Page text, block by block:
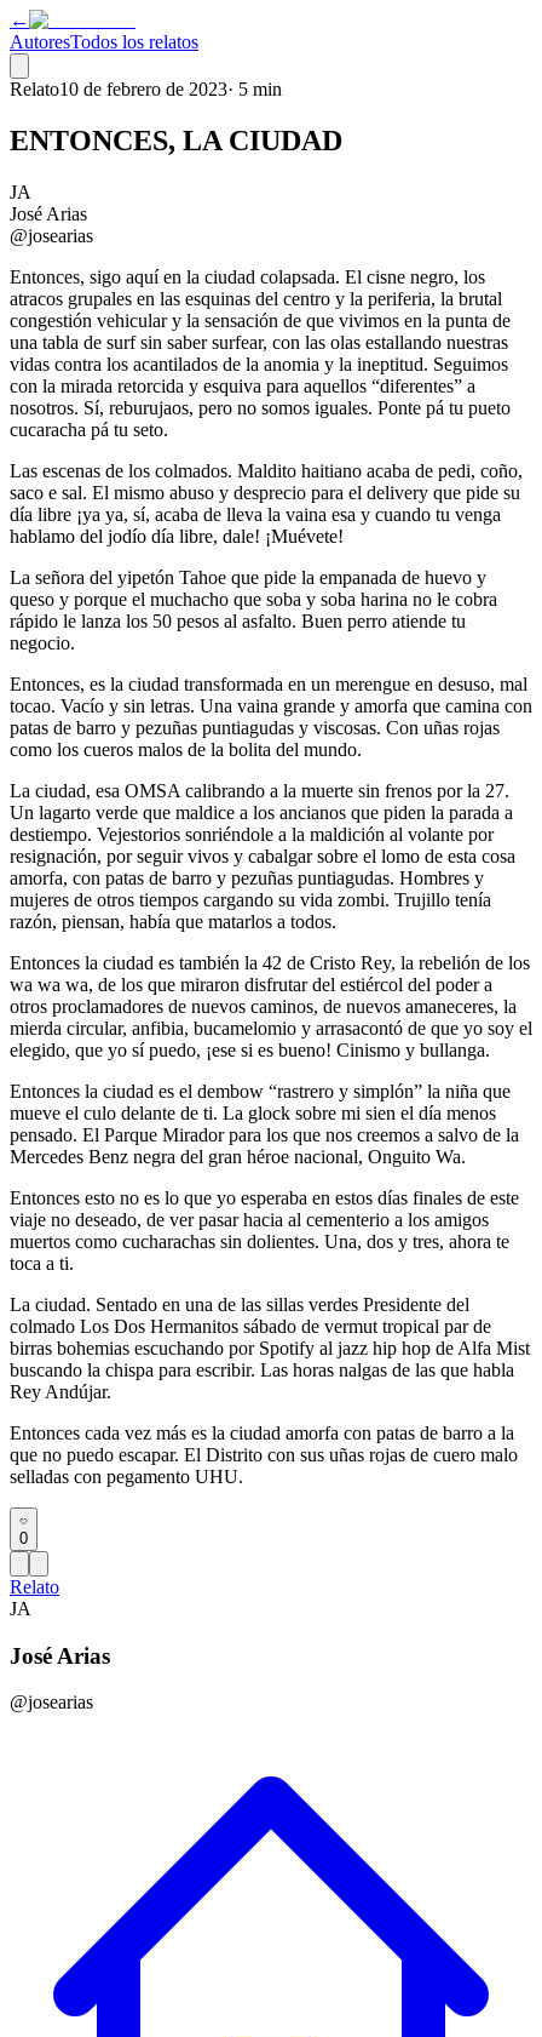
←
AutoresTodos los relatos
Relato10 de febrero de 2023· 5 min
ENTONCES, LA CIUDAD
JA
José Arias
@josearias
Entonces, sigo aquí en la ciudad colapsada. El cisne negro, los
atracos grupales en las esquinas del centro y la periferia, la brutal
congestión vehicular y la sensación de que vivimos en la punta de
una tabla de surf sin saber surfear, con las olas estallando nuestras
vidas contra los acantilados de la anomia y la ineptitud. Seguimos
con la mirada retorcida y esquiva para aquellos “diferentes” a
nosotros. Sí, reburujaos, pero no somos iguales. Ponte pá tu pueto
cucaracha pá tu seto.
Las escenas de los colmados. Maldito haitiano acaba de pedi, coño,
saco e sal. El mismo abuso y desprecio para el delivery que pide su
día libre ¡ya ya, sí, acaba de lleva la vaina esa y cuando tu venga
hablamo del jodío día libre, dale! ¡Muévete!
La señora del yipetón Tahoe que pide la empanada de huevo y
queso y porque el muchacho que soba y soba harina no le cobra
rápido le lanza los 50 pesos al asfalto. Buen perro atiende tu
negocio.
Entonces, es la ciudad transformada en un merengue en desuso, mal
tocao. Vacío y sin letras. Una vaina grande y amorfa que camina con
patas de barro y pezuñas puntiagudas y viscosas. Con uñas rojas
como los cueros malos de la bolita del mundo.
La ciudad, esa OMSA calibrando a la muerte sin frenos por la 27.
Un lagarto verde que maldice a los ancianos que piden la parada a
destiempo. Vejestorios sonriéndole a la maldición al volante por
resignación, por seguir vivos y cabalgar sobre el lomo de esta cosa
amorfa, con patas de barro y pezuñas puntiagudas. Hombres y
mujeres de otros tiempos cargando su vida zombi. Trujillo tenía
razón, piensan, había que matarlos a todos.
Entonces la ciudad es también la 42 de Cristo Rey, la rebelión de los
wa wa wa, de los que miraron disfrutar del estiércol del poder a
otros proclamadores de nuevos caminos, de nuevos amaneceres, la
mierda circular, anfibia, bucamelomio y arrasacontó de que yo soy el
elegido, que yo sí puedo, ¡ese si es bueno! Cinismo y bullanga.
Entonces la ciudad es el dembow “rastrero y simplón” la niña que
mueve el culo delante de ti. La glock sobre mi sien el día menos
pensado. El Parque Mirador para los que nos creemos a salvo de la
Mercedes Benz negra del gran héroe nacional, Onguito Wa.
Entonces esto no es lo que yo esperaba en estos días finales de este
viaje no deseado, de ver pasar hacia al cementerio a los amigos
muertos como cucharachas sin dolientes. Una, dos y tres, ahora te
toca a ti.
La ciudad. Sentado en una de las sillas verdes Presidente del
colmado Los Dos Hermanitos sábado de vermut tropical par de
birras bohemias escuchando por Spotify al jazz hip hop de Alfa Mist
buscando la chispa para escribir. Las horas nalgas de las que habla
Rey Andújar.
Entonces cada vez más es la ciudad amorfa con patas de barro a la
que no puedo escapar. El Distrito con sus uñas rojas de cuero malo
selladas con pegamento UHU.
0
Relato
JA
José Arias
@josearias